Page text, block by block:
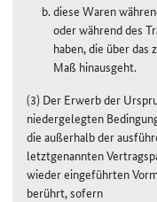
diese Waren
oder während des
haben, die über
Maß hinausgeht.
(3) Der Erwerb der
niedergelegten
die außerhalb der
letztgenannten
wieder eingeführten
berührt, sofern